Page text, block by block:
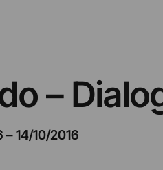
–
–14/10/2016